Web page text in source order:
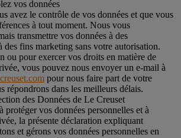
vos données
avez le contrôle de vos données et que vous
à tout moment. Nous vous
transmettre vos données à des
des fins marketing sans votre autorisation.
ou pour exercer vos droits en matière de
vous pouvez nous envoyer un e-mail à
pour nous faire part de votre
répondrons dans les meilleurs délais.
des Données de Le Creuset
protéger vos données personnelles et à
la présente déclaration expliquant
et gérons vos données personnelles en